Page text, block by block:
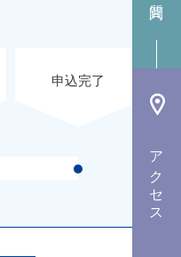
アクセス
申込完了